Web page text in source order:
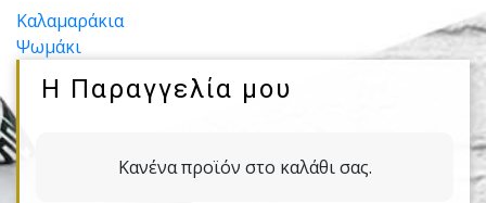
Πλοήγηση
άρθρων
Καλαμαράκια
Ψωμάκι
Η Παραγγελία μου
Κανένα προϊόν στο καλάθι σας.